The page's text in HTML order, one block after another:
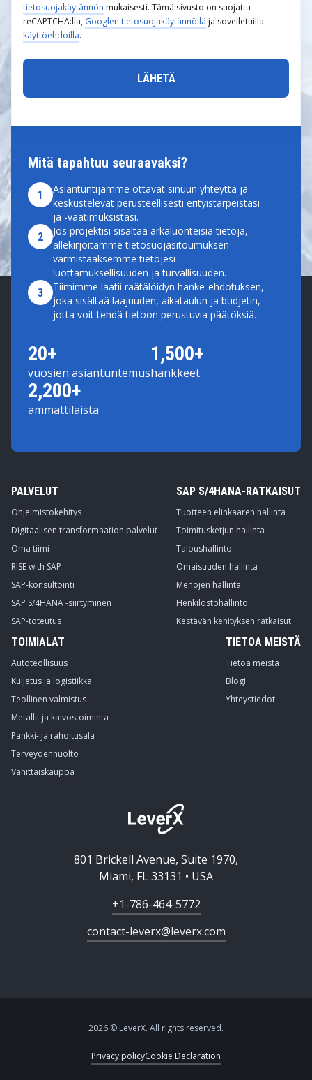
Mitä tapahtuu seuraavaksi?
1
Asiantuntijamme ottavat sinuun yhteyttä ja
keskustelevat perusteellisesti erityistarpeistasi
ja -vaatimuksistasi.
2
Jos projektisi sisältää arkaluonteisia tietoja,
allekirjoitamme tietosuojasitoumuksen
varmistaaksemme tietojesi
luottamuksellisuuden ja turvallisuuden.
3
Tiimimme laatii räätälöidyn hanke-ehdotuksen,
joka sisältää laajuuden, aikataulun ja budjetin,
jotta voit tehdä tietoon perustuvia päätöksiä.
20+
vuosien asiantuntemus
1,500+
hankkeet
2,200+
ammattilaista
tietosuojakäytännön mukaisesti. Tämä sivusto on suojattu
reCAPTCHA:lla, Googlen tietosuojakäytännöllä ja sovelletuilla
käyttöehdoilla.
PALVELUT
Ohjelmistokehitys
Digitaalisen transformaation palvelut
Oma tiimi
RISE with SAP
SAP-konsultointi
SAP S/4HANA -siirtyminen
SAP-toteutus
SAP S/4HANA-RATKAISUT
Tuotteen elinkaaren hallinta
Toimitusketjun hallinta
Taloushallinto
Omaisuuden hallinta
Menojen hallinta
Henkilöstöhallinto
Kestävän kehityksen ratkaisut
TOIMIALAT
Autoteollisuus
Kuljetus ja logistiikka
Teollinen valmistus
Metallit ja kaivostoiminta
Pankki- ja rahoitusala
Terveydenhuolto
Vähittäiskauppa
TIETOA MEISTÄ
Tietoa meistä
Blogi
Yhteystiedot
801 Brickell Avenue, Suite 1970,
Miami, FL 33131 • USA
+1-786-464-5772
contact-leverx@leverx.com
2026 © LeverX. All rights reserved.
Privacy policyCookie Declaration